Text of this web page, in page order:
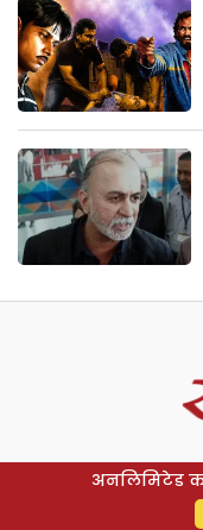
अनलिमिटेड